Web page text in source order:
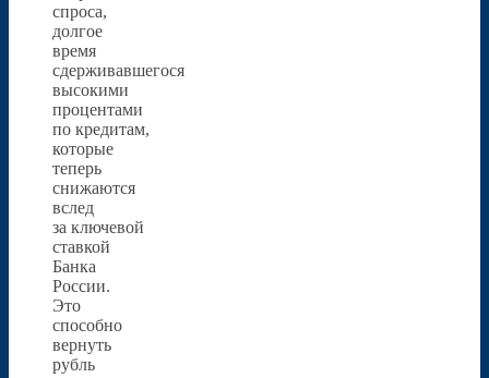
спроса,
долгое
время
сдерживавшегося
высокими
процентами
по кредитам,
которые
теперь
снижаются
вслед
за ключевой
ставкой
Банка
России.
Это
способно
вернуть
рубль